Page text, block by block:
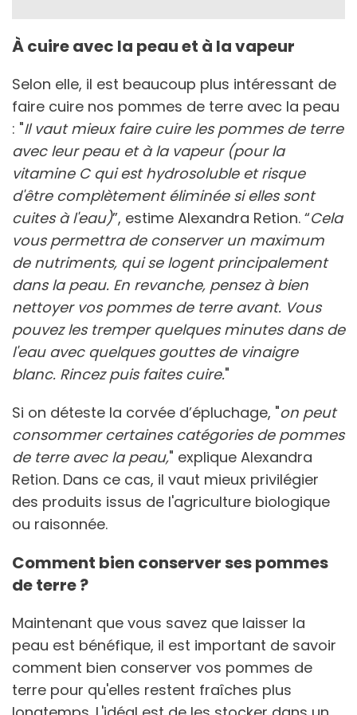
À cuire avec la peau et à la vapeur
Selon elle, il est beaucoup plus intéressant de
faire cuire nos pommes de terre avec la peau
: "Il vaut mieux faire cuire les pommes de terre
avec leur peau et à la vapeur (pour la
vitamine C qui est hydrosoluble et risque
d'être complètement éliminée si elles sont
cuites à l'eau)”, estime Alexandra Retion. “Cela
vous permettra de conserver un maximum
de nutriments, qui se logent principalement
dans la peau. En revanche, pensez à bien
nettoyer vos pommes de terre avant. Vous
pouvez les tremper quelques minutes dans de
l'eau avec quelques gouttes de vinaigre
blanc. Rincez puis faites cuire."
Si on déteste la corvée d’épluchage, "on peut
consommer certaines catégories de pommes
de terre avec la peau," explique Alexandra
Retion. Dans ce cas, il vaut mieux privilégier
des produits issus de l'agriculture biologique
ou raisonnée.
Comment bien conserver ses pommes
de terre ?
Maintenant que vous savez que laisser la
peau est bénéfique, il est important de savoir
comment bien conserver vos pommes de
terre pour qu'elles restent fraîches plus